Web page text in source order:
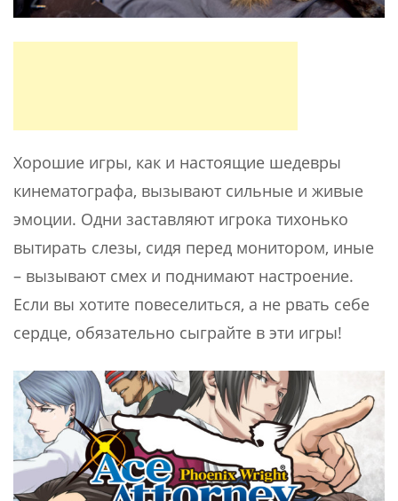
Хорошие игры, как и настоящие шедевры
кинематографа, вызывают сильные и живые
эмоции. Одни заставляют игрока тихонько
вытирать слезы, сидя перед монитором, иные
– вызывают смех и поднимают настроение.
Если вы хотите повеселиться, а не рвать себе
сердце, обязательно сыграйте в эти игры!